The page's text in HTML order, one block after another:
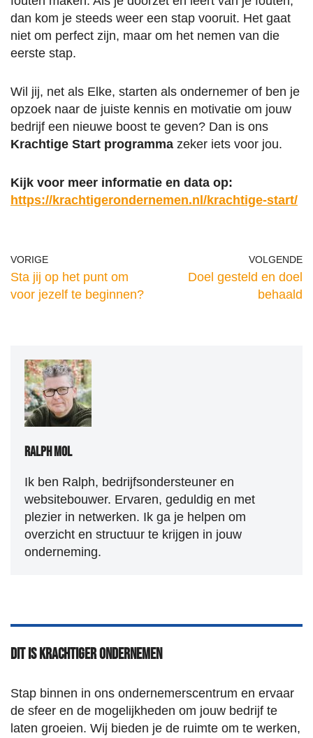
dan kom je steeds weer een stap vooruit. Het gaat
niet om perfect zijn, maar om het nemen van die
eerste stap.
Wil jij, net als Elke, starten als ondernemer of ben je
opzoek naar de juiste kennis en motivatie om jouw
bedrijf een nieuwe boost te geven? Dan is ons
Krachtige Start programma zeker iets voor jou.
Kijk voor meer informatie en data op:
https://krachtigerondernemen.nl/krachtige-start/
VORIGE
Sta jij op het punt om
voor jezelf te beginnen?
VOLGENDE
Doel gesteld en doel
behaald
Ralph Mol
Ik ben Ralph, bedrijfsondersteuner en
websitebouwer. Ervaren, geduldig en met
plezier in netwerken. Ik ga je helpen om
overzicht en structuur te krijgen in jouw
onderneming.
Dit is Krachtiger Ondernemen
Stap binnen in ons ondernemerscentrum en ervaar
de sfeer en de mogelijkheden om jouw bedrijf te
laten groeien. Wij bieden je de ruimte om te werken,